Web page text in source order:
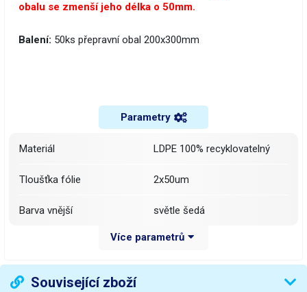
obalu se zmenší jeho délka o 50mm.
Balení: 50ks přepravní obal 200x300mm
Parametry
Materiál LDPE 100% recyklovatelný
Tloušťka fólie 2x50um
Barva vnější světle šedá
černá
Více parametrů
Související zboží